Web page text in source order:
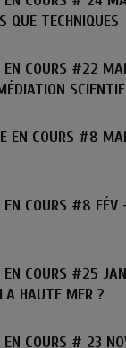
QUE TECHNIQUES
EN COURS #22
EN COURS #8
EN COURS #8
EN COURS #25
HAUTE MER ?
EN COURS # 23